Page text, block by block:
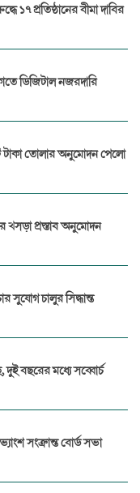
১৭ প্রতিষ্ঠানের বীমা দাবির
ডিজিটাল নজরদারি
টাকা তোলার অনুমোদন পেলো
খসড়া প্রস্তাব অনুমোদন
সুযোগ চালুর সিদ্ধান্ত
বছরের মধ্যে সব্বোর্চ
সংক্রান্ত বোর্ড সভা